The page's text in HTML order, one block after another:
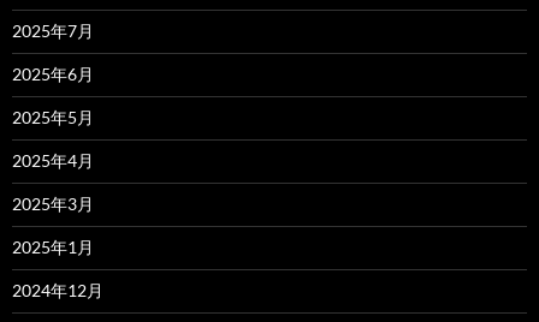
2025年7月
2025年6月
2025年5月
2025年4月
2025年3月
2025年1月
2024年12月